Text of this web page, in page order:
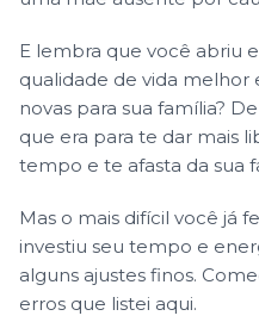
E lembra que você abriu
qualidade de vida
novas para sua família?
que era para te dar mais
tempo e te afasta da sua
Mas o mais difícil você já
investiu seu tempo e
alguns ajustes finos.
erros que listei aqui.